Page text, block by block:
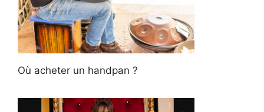
Où acheter un handpan ?